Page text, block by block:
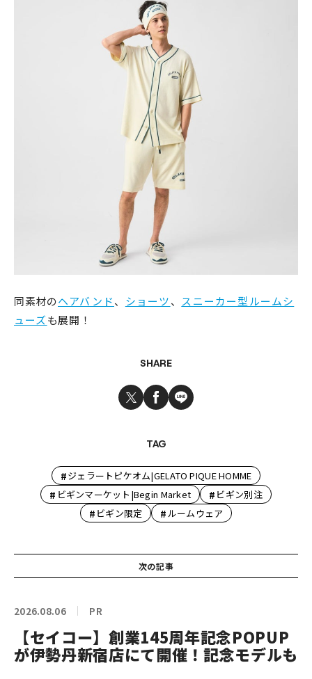
同素材のヘアバンド、 ショーツ、 スニーカー型ルームシ
ューズも展開！
SHARE
TAG
#ジェラートピケオム|GELATO PIQUE HOMME
# ビギンマーケット|Begin Market # ビギン別注
# ビギン限定 #ルームウェア
次の記事
2026.08.06 PR
【セイコー】創業145周年記念POPUP
が伊勢丹新宿店にて開催！記念モデルも